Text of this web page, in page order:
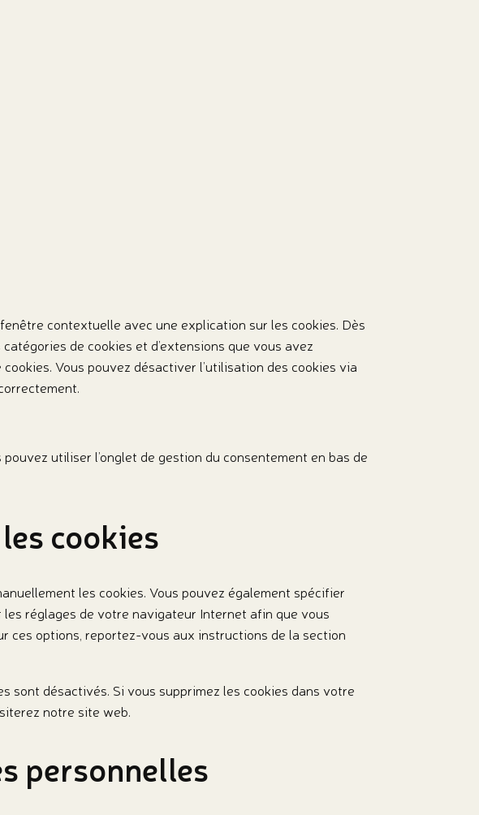
contextuelle avec une explication sur les cookies. Dès
de cookies et d’extensions que vous avez
Vous pouvez désactiver l’utilisation des cookies via
utiliser l’onglet de gestion du consentement en bas de
cookies
les cookies. Vous pouvez également spécifier
réglages de votre navigateur Internet afin que vous
ces options, reportez-vous aux instructions de la section
sont désactivés. Si vous supprimez les cookies dans votre
notre site web.
personnelles